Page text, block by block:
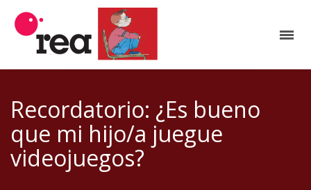
Recordatorio: ¿Es bueno
que mi hijo/a juegue
videojuegos?